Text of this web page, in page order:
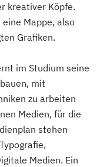
kreativer Köpfe.
Mappe, also
Grafiken.
im Studium seine
mit
zu arbeiten
Medien, für die
stehen
Medien. Ein